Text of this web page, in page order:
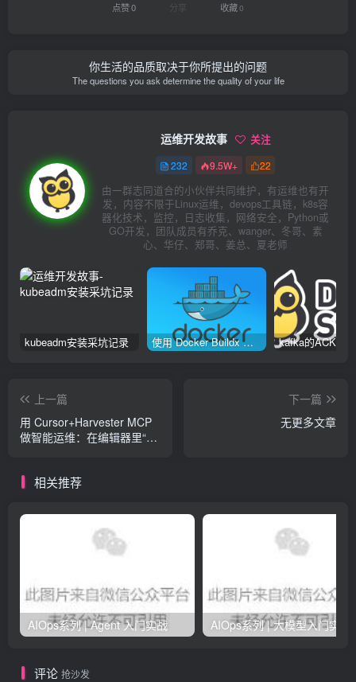
点赞0 分享 收藏0
你生活的品质取决于你所提出的问题
The questions you ask determine the quality of your life
运维开发故事 关注
232 9.5W+ 22
由一群志同道合的小伙伴共同维护，有运维也有开
发，内容不限于Linux运维，devops工具链，k8s容
器化技术，监控，日志收集，网络安全，Python或
GO开发，团队成员有乔克、wanger、冬哥、素
心、华仔、郑哥、姜总、夏老师
kubeadm安装采坑记录 使用 Docker Buildx 构建多种系统架构镜像
上一篇
用 Cursor+Harvester MCP
做智能运维：在编辑器里“聊
下一篇
无更多文章
相关推荐
AIOps系列 | Agent 入门实战 AIOps系列 | 大模型入门实战
评论 抢沙发